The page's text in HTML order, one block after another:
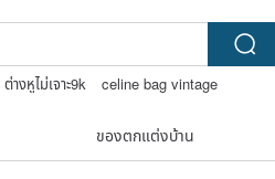
ต่างหูไม่เจาะ9k
celine bag vintage
ของตกแต่งบ้าน